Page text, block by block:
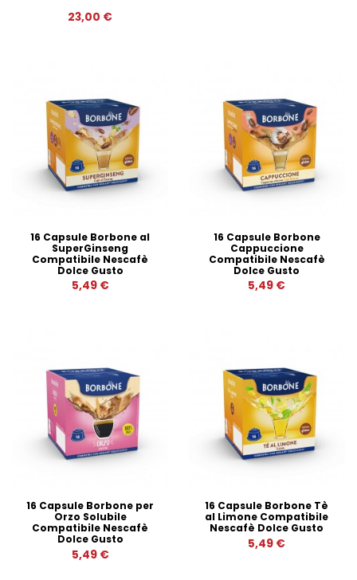
23,00 €
16 Capsule Borbone al
SuperGinseng
Compatibile Nescafè
Dolce Gusto
5,49 €
16 Capsule Borbone
Cappuccione
Compatibile Nescafè
Dolce Gusto
5,49 €
16 Capsule Borbone per
Orzo Solubile
Compatibile Nescafè
Dolce Gusto
5,49 €
16 Capsule Borbone Tè
al Limone Compatibile
Nescafè Dolce Gusto
5,49 €